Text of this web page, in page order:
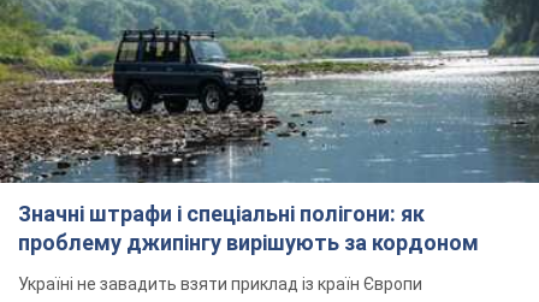
Значні штрафи і спеціальні полігони: як
проблему джипінгу вирішують за кордоном
Україні не завадить взяти приклад із країн Європи